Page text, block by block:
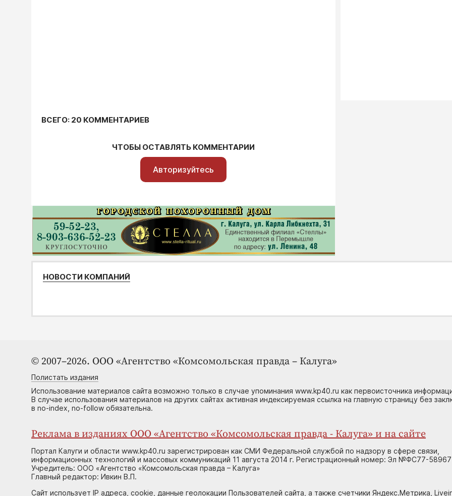
ВСЕГО: 20 КОММЕНТАРИЕВ
ЧТОБЫ ОСТАВЛЯТЬ КОММЕНТАРИИ
Авторизуйтесь
НОВОСТИ КОМПАНИЙ
© 2007–2026. ООО «Агентство «Комсомольская правда – Калуга»
Полистать издания
Использование материалов сайта возможно только в случае упоминания www.kp40.ru как первоисточника
В случае использования материалов на других сайтах активная индексируемая ссылка на главную страницу без
в no-index, no-follow обязательна.
Реклама в изданиях ООО «Агентство «Комсомольская правда - Калуга» и на сайте
Портал Калуги и области www.kp40.ru зарегистрирован как СМИ Федеральной службой по надзору в сфере связи,
информационных технологий и массовых коммуникаций 11 августа 2014 г. Регистрационный номер: Эл №ФС77-58967
Учредитель: ООО «Агентство «Комсомольская правда – Калуга»
Главный редактор: Ивкин В.П.
Сайт использует IP адреса, cookie, данные геолокации Пользователей сайта, а также счетчики Яндекс.Метрика,